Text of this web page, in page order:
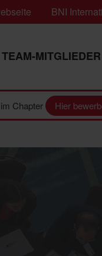
BNI
TEAM-MITGLIEDER
Chapter Hier